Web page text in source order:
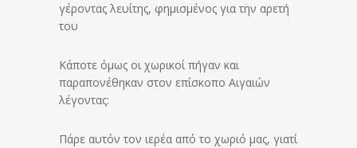
γέροντας λευίτης, φημισμένος για την αρετή
του
Κάποτε όμως οι χωρικοί πήγαν και
παραπονέθηκαν στον επίσκοπο Αιγαιών
λέγοντας:
Πάρε αυτόν τον ιερέα από το χωριό μας, γιατί